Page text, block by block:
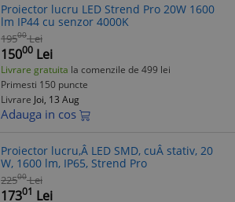
Proiector lucru LED Strend Pro 20W 1600
lm IP44 cu senzor 4000K
19500 Lei
15000 Lei
Livrare gratuita la comenzile de 499 lei
Primesti 150 puncte
Livrare Joi, 13 Aug
Adauga in cos
Proiector lucru,Â LED SMD, cuÂ stativ, 20
W, 1600 lm, IP65, Strend Pro
22500 Lei
17301 Lei